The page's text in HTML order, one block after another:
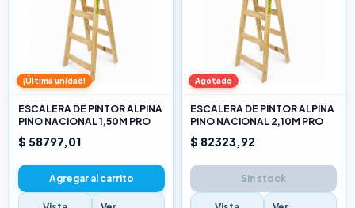
¡Última unidad!
ESCALERA DE PINTOR ALPINA
PINO NACIONAL 1,50M PRO
$ 58797,01
Agregar al carrito
Agotado
ESCALERA DE PINTOR ALPINA
PINO NACIONAL 2,10M PRO
$ 82323,92
Sin stock